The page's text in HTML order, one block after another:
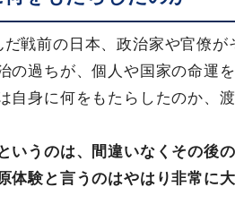
戦前の日本、政治家や官僚
の過ちが、個人や国家の命運
自身に何をもたらしたのか、渡
いうのは、間違いなくその後
体験と言うのはやはり非常に